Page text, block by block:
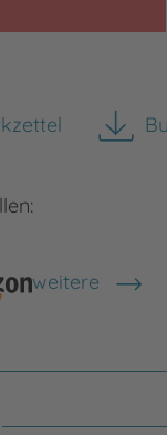
Bild
weitere
Shops anzeigen